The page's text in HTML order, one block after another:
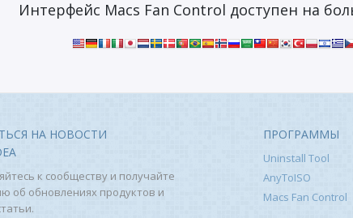
Интерфейс Macs Fan Control доступен на
НА НОВОСТИ
к сообществу и получайте
об обновлениях продуктов и
ПРОГРАММЫ
Uninstall Tool
AnyToISO
Macs Fan Control